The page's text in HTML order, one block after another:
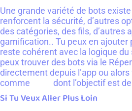
Une grande variété de bots
renforcent la sécurité, d’autres
des catégories, des fils, d’autres
gamification.. Tu peux en ajouter
reste cohérent avec la logique du
peux trouver des bots via le
directement depuis l’app ou
comme
dont l’objectif est
Si Tu Veux Aller Plus Loin